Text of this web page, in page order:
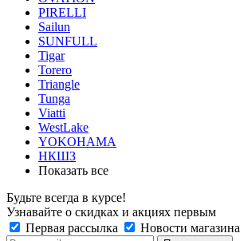
PIRELLI
Sailun
SUNFULL
Tigar
Torero
Triangle
Tunga
Viatti
WestLake
YOKOHAMA
НКШЗ
Показать все
Будьте всегда в курсе!
Узнавайте о скидках и акциях первым
Первая рассылка
Новости магазина